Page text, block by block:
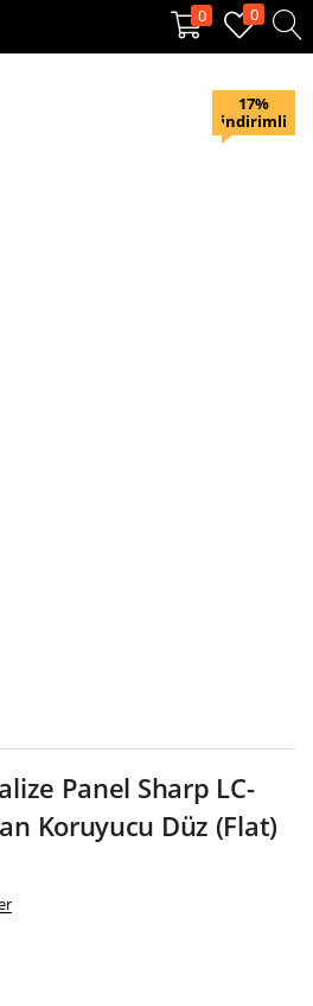
0 0
KAYIT OL
17%
indirimli
Panel Sharp LC-
Koruyucu Düz (Flat)